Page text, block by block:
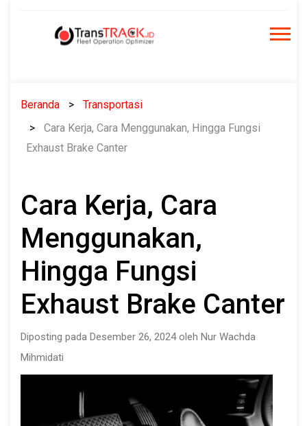
Beranda
Transportasi
Cara Kerja, Cara Menggunakan, Hingga Fungsi
Exhaust Brake Canter
Cara Kerja, Cara
Menggunakan,
Hingga Fungsi
Exhaust Brake Canter
Diposting pada Desember 26, 2024 oleh Nur Wachda
Mihmidati